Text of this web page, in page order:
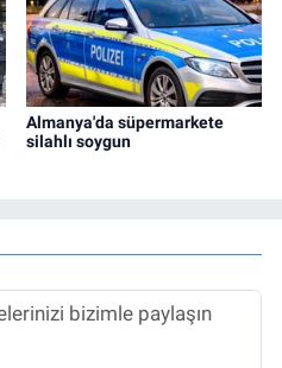
Almanya'da süpermarkete
silahlı soygun